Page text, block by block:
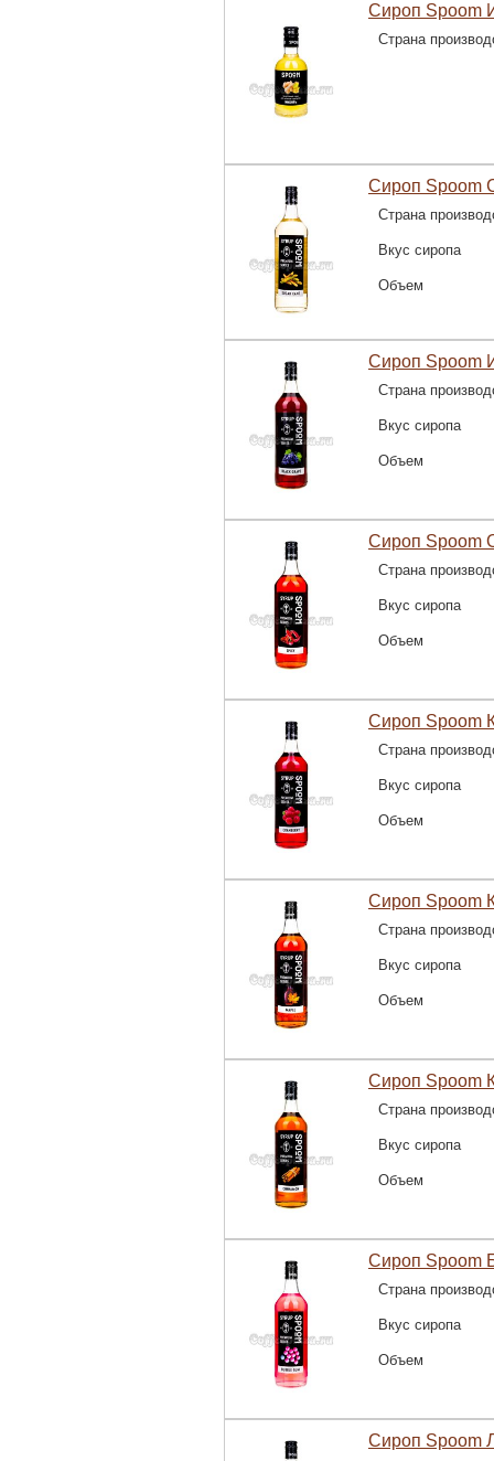
Сироп Spoom
Страна
Сироп Spoom
Страна
Вкус сиропа
Объем
Сироп Spoom
Страна
Вкус сиропа
Объем
Сироп Spoom
Страна
Вкус сиропа
Объем
Сироп Spoom
Страна
Вкус сиропа
Объем
Сироп Spoom
Страна
Вкус сиропа
Объем
Сироп Spoom
Страна
Вкус сиропа
Объем
Сироп Spoom
Страна
Вкус сиропа
Объем
Сироп Spoom